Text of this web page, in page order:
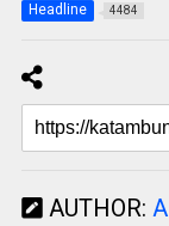
Headline 4484
AUTHOR: